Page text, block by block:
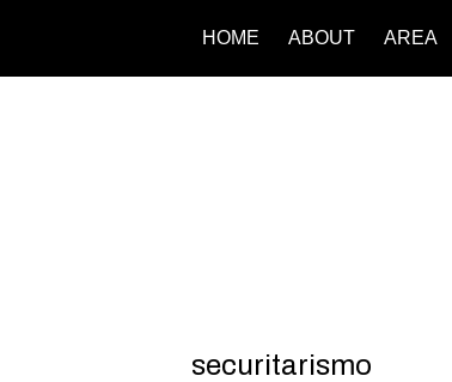
HOME ABOUT AREA
securitarismo